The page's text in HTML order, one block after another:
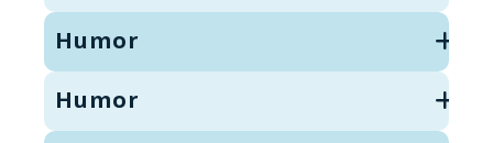
Humor
Humor